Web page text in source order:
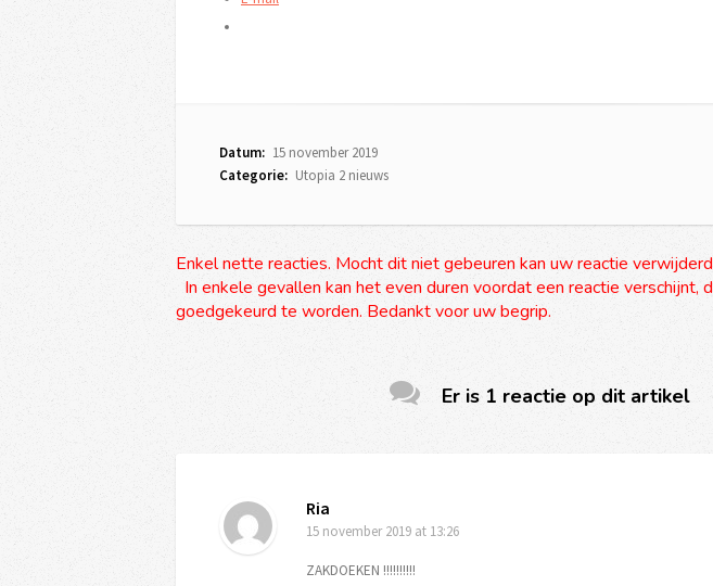
Datum: 15 november 2019
Categorie: Utopia 2 nieuws
Enkel nette reacties. Mocht dit niet gebeuren kan uw reactie
In enkele gevallen kan het even duren voordat een reactie verschijnt,
goedgekeurd te worden. Bedankt voor uw begrip.
Er is 1 reactie op dit artikel
Ria
15 november 2019 at 13:26
ZAKDOEKEN !!!!!!!!!!